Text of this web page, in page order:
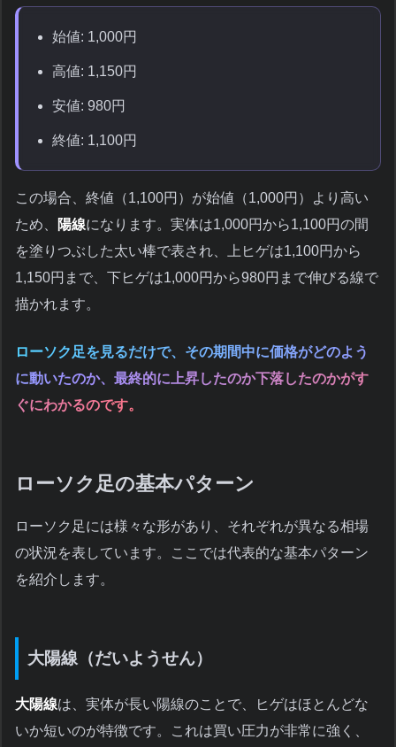
始値: 1,000円
高値: 1,150円
安値: 980円
終値: 1,100円
この場合、終値（1,100円）が始値（1,000円）より高い
ため、
陽線になります。実体は1,000円から1,100円の間
を塗りつぶした太い棒で表され、上ヒゲは1,100円から
1,150円まで、下ヒゲは1,000円から980円まで伸びる線で
描かれます。
ローソク足を見るだけで、その期間中に価格がどのよう
に動いたのか、最終的に上昇したのか下落したのかがす
ぐにわかるのです。
ローソク足の基本パターン
ローソク足には様々な形があり、それぞれが異なる相場
の状況を表しています。ここでは代表的な基本パターン
を紹介します。
大陽線（だいようせん）
大陽線は、実体が長い陽線のことで、ヒゲはほとんどな
いか短いのが特徴です。これは買い圧力が非常に強く、